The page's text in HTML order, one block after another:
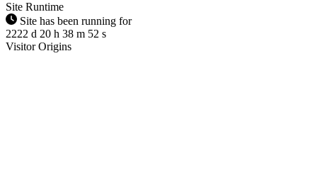
Site Runtime
Site has been running for
2222 d 20 h 38 m 53 s
Visitor Origins